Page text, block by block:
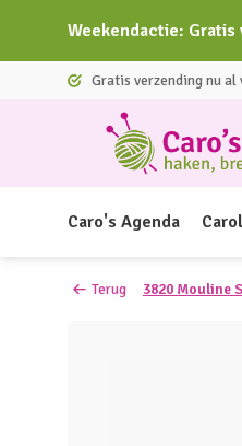
Weekendactie: Gratis
Gratis verzending nu al
Caro's Agenda
Terug 3820 Mouline